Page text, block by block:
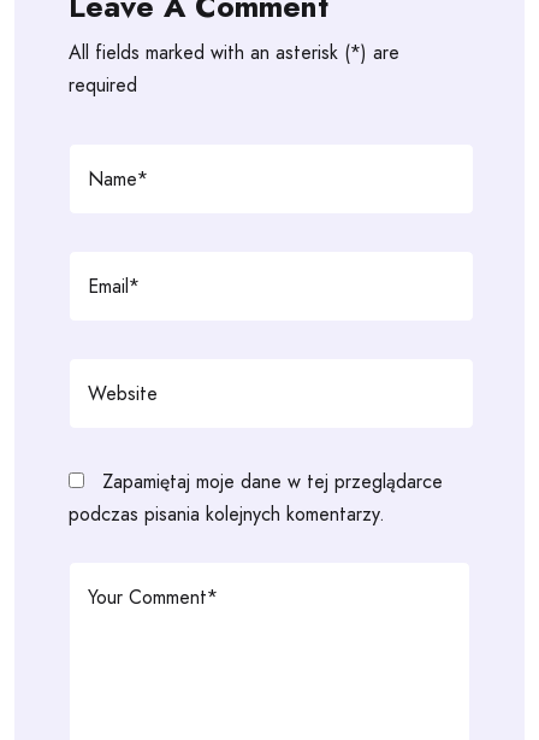
All fields marked with an asterisk (*) are
required
Zapamiętaj moje dane w tej przeglądarce
podczas pisania kolejnych komentarzy.